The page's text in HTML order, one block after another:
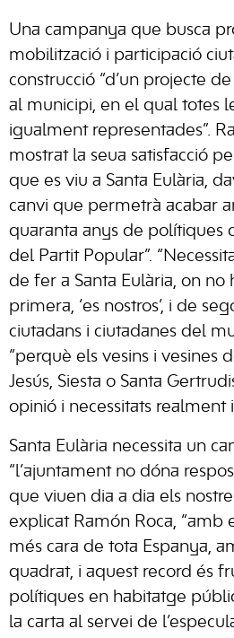
Una campanya que busca
mobilització i participació
construcció “d’un projecte
al municipi, en el qual totes
igualment representades”.
mostrat la seua satisfacció pel
que es viu a Santa Eulària,
canvi que permetrà acabar
quaranta anys de polítiques
del Partit Popular”.
de fer a Santa Eulària, on no
primera, ‘es nostros’, i de
ciutadans i ciutadanes del
“perquè els vesins i vesines
Jesús, Siesta o Santa
opinió i necessitats realment
Santa Eulària necessita un
“l’ajuntament no dóna
que viuen dia a dia els
explicat Ramón Roca, “amb
més cara de tota Espanya,
quadrat, i aquest record és
polítiques en habitatge
la carta al servei de